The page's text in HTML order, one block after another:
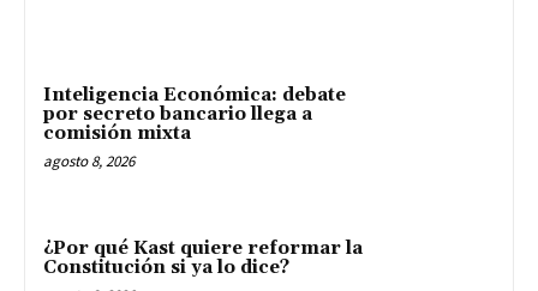
Inteligencia Económica: debate
por secreto bancario llega a
comisión mixta
agosto 8, 2026
¿Por qué Kast quiere reformar la
Constitución si ya lo dice?